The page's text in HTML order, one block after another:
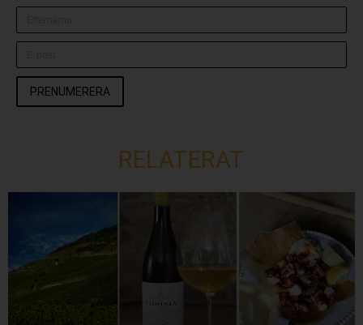
PRENUMERERA
RELATERAT